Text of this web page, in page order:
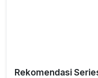
Rekomendasi